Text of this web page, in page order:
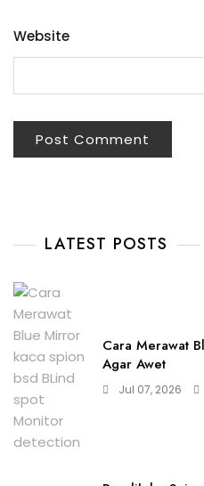
Website
LATEST POSTS
Cara Merawat
Agar Awet
Jul 07, 2026